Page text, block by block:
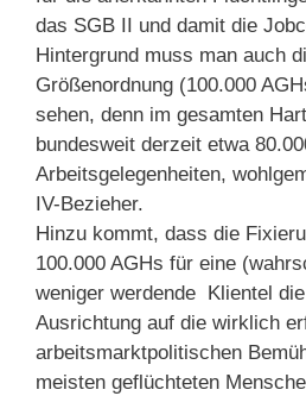
das SGB II und damit die
Hintergrund muss man auch
Größenordnung (100.000
sehen, denn im gesamten
bundesweit derzeit etwa
Arbeitsgelegenheiten,
IV-Bezieher.
Hinzu kommt, dass die
100.000 AGHs für eine
weniger werdende Klientel
Ausrichtung auf die wirklich
arbeitsmarktpolitischen
meisten geflüchteten